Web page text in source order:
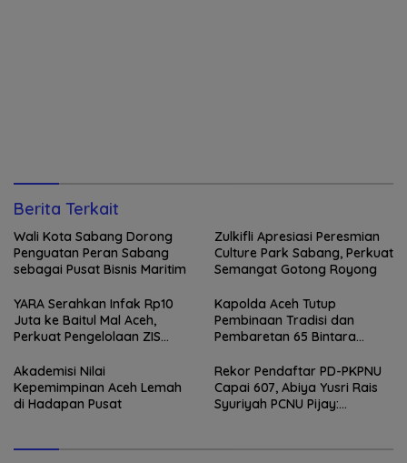
Berita Terkait
Wali Kota Sabang Dorong
Penguatan Peran Sabang
sebagai Pusat Bisnis Maritim
Zulkifli Apresiasi Peresmian
Culture Park Sabang, Perkuat
Semangat Gotong Royong
YARA Serahkan Infak Rp10
Juta ke Baitul Mal Aceh,
Perkuat Pengelolaan ZIS
Kapolda Aceh Tutup
Pembinaan Tradisi dan
Pembaretan 65 Bintara
Akademisi Nilai
Kepemimpinan Aceh Lemah
di Hadapan Pusat
Rekor Pendaftar PD-PKPNU
Capai 607, Abiya Yusri Rais
Syuriyah PCNU Pijay: